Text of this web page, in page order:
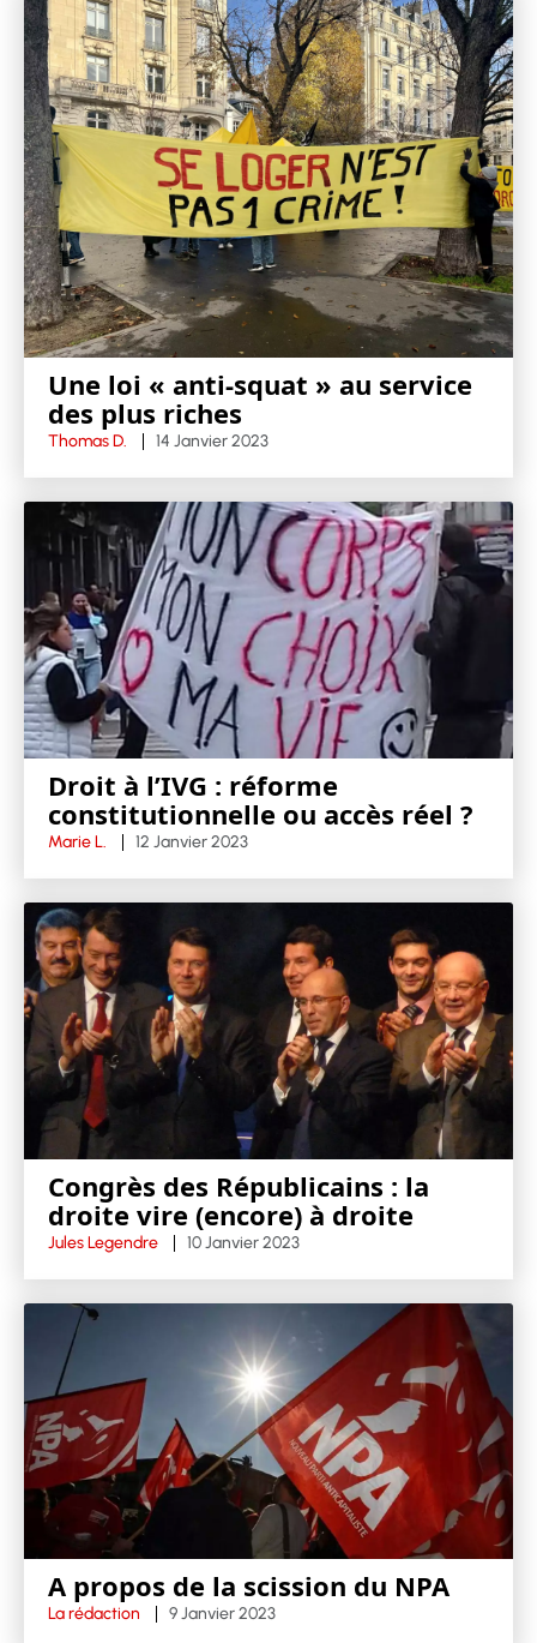
Une loi « anti-squat » au service
des plus riches
Thomas D. 14 Janvier 2023
Droit à l’IVG : réforme
constitutionnelle ou accès réel ?
Marie L. 12 Janvier 2023
Congrès des Républicains : la
droite vire (encore) à droite
Jules Legendre 10 Janvier 2023
A propos de la scission du NPA
La rédaction 9 Janvier 2023